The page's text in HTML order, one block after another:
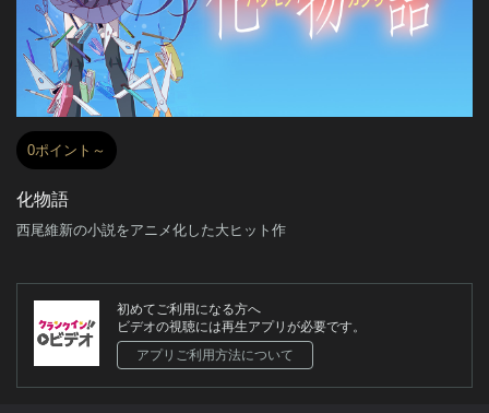
0ポイント～
化物語
西尾維新の小説をアニメ化した大ヒット作
初めてご利用になる方へ
ビデオの視聴には再生アプリが必要です。
アプリご利用方法について